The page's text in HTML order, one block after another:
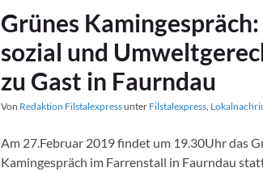
Grünes
sozial und
zu Gast in Faurndau
Von Redaktion Filstalexpressunter Filstalexpress,
Am 27.Februar 2019 findet um 19.30Uhr das
Kamingespräch im Farrenstall in Faurndau